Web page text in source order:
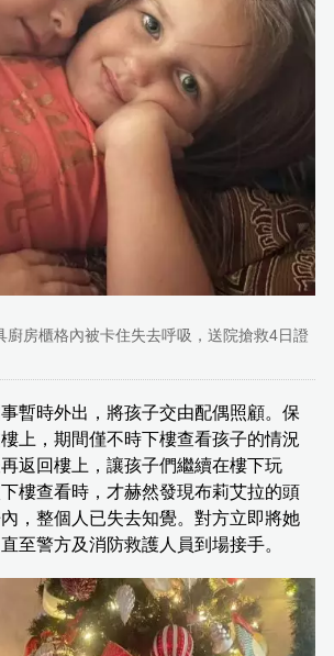
廚房櫃格內被卡住失去呼吸，送院搶救4日證
暫時外出，將孩子交由配偶照顧。保
上，期間僅不時下樓查看孩子的情況
返回樓上，讓孩子們繼續在樓下玩
樓查看時，才赫然發現布莉艾拉的頭
，整個人已失去知覺。對方立即將她
至警方及消防救護人員到場接手。